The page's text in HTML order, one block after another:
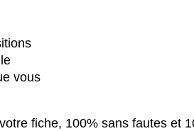
vous
fiche, 100% sans fautes et